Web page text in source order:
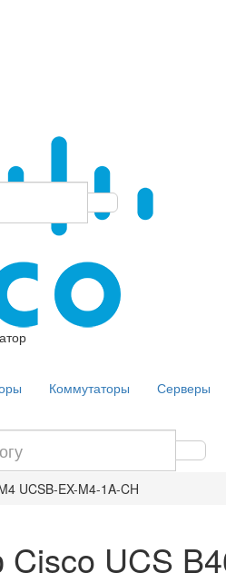
Коммутаторы Серверы
UCSB-EX-M4-1A-CH
UCS